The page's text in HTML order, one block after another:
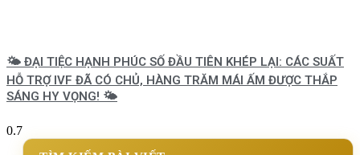
🌤️ ĐẠI TIỆC HẠNH PHÚC SỐ ĐẦU TIÊN KHÉP LẠI: CÁC SUẤT
HỖ TRỢ IVF ĐÃ CÓ CHỦ, HÀNG TRĂM MÁI ẤM ĐƯỢC THẮP
SÁNG HY VỌNG! 🌤️